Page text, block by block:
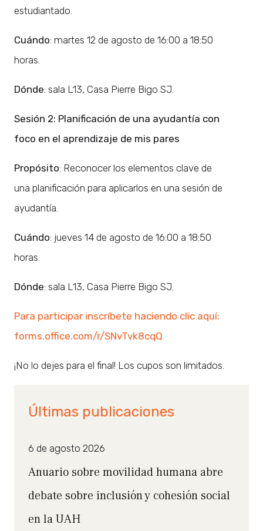
estudiantado.
Cuándo: martes 12 de agosto de 16:00 a 18:50
horas.
Dónde: sala L13, Casa Pierre Bigo SJ.
Sesión 2: Planificación de una ayudantía con
foco en el aprendizaje de mis pares
Propósito: Reconocer los elementos clave de
una planificación para aplicarlos en una sesión de
ayudantía.
Cuándo: jueves 14 de agosto de 16:00 a 18:50
horas.
Dónde: sala L13, Casa Pierre Bigo SJ.
Para participar inscríbete haciendo clic aquí:
forms.office.com/r/SNvTvk8cqQ
¡No lo dejes para el final! Los cupos son limitados.
Últimas publicaciones
6 de agosto 2026
Anuario sobre movilidad humana abre
debate sobre inclusión y cohesión social
en la UAH